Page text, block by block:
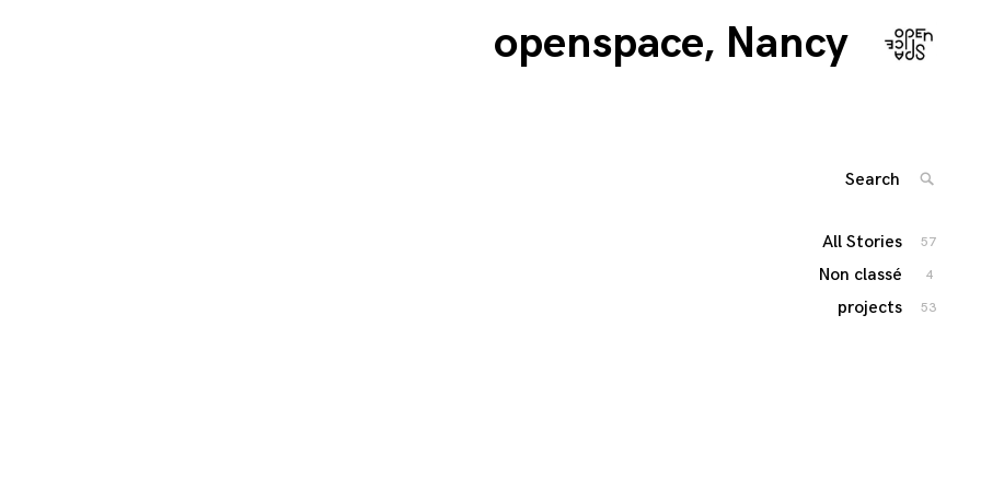
openspace, Nancy
All Stories 57
Non classé 4
projects 53